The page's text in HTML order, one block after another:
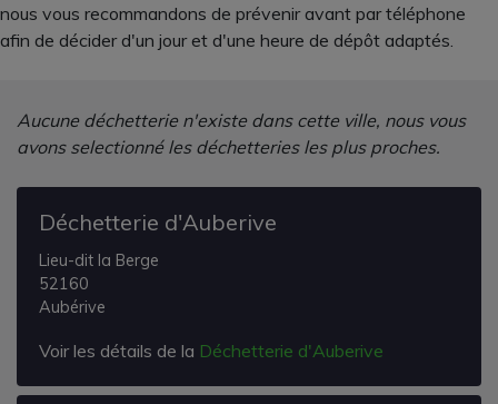
nous vous recommandons de prévenir avant par téléphone
afin de décider d'un jour et d'une heure de dépôt adaptés.
Aucune déchetterie n'existe dans cette ville, nous vous
avons selectionné les déchetteries les plus proches.
Déchetterie d'Auberive
Lieu-dit la Berge
52160
Aubérive
Voir les détails de la Déchetterie d'Auberive